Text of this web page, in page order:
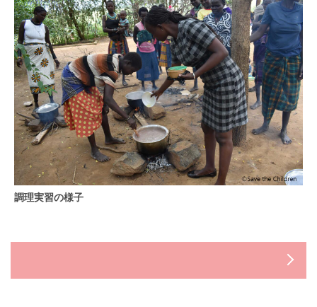
調理実習の様子